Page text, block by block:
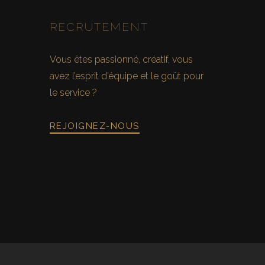
RECRUTEMENT
Vous êtes passionné, créatif, vous
avez l’esprit d’équipe et le goût pour
le service ?
REJOIGNEZ-NOUS